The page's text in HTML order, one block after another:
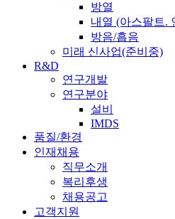
방열
내열 (아스팔트.
방음/흡음
미래 신사업(준비중)
R&D
연구개발
연구분야
설비
IMDS
품질/환경
인재채용
직무소개
복리후생
채용공고
고객지원